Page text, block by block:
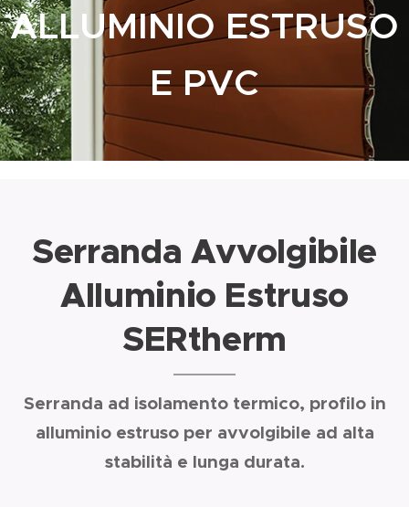
ALLUMINIO ESTRUSO
E PVC
Serranda Avvolgibile
Alluminio Estruso
SERtherm
Serranda ad isolamento termico, profilo in
alluminio estruso per avvolgibile ad alta
stabilità e lunga durata.